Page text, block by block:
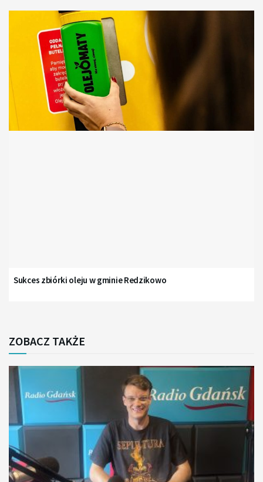
Sukces zbiórki oleju w gminie Redzikowo
ZOBACZ TAKŻE